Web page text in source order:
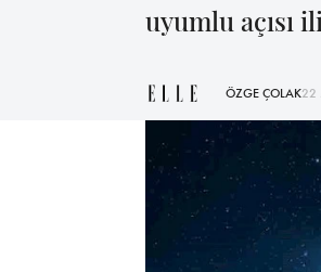
uyumlu açısı
ÖZGE ÇOLAK22